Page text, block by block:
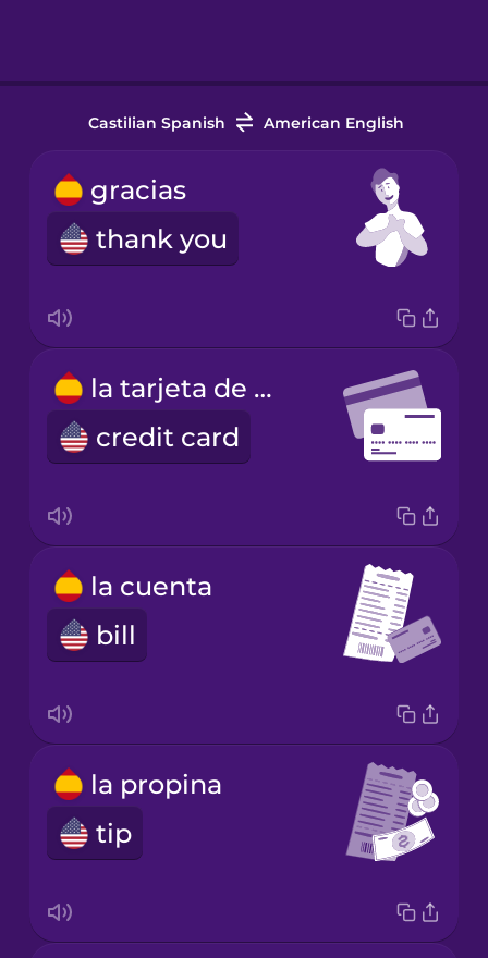
Castilian Spanish American English
gracias
thank you
la tarjeta de crédito
credit card
la cuenta
bill
la propina
tip